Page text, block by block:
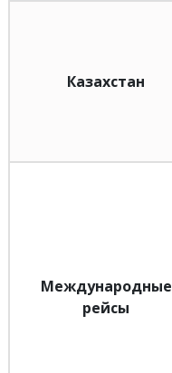
Казахстан
Международные
рейсы